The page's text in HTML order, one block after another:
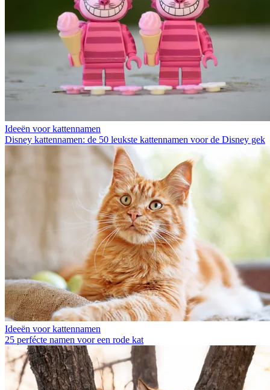
Ideeën voor kattennamen
Disney kattennamen: de 50 leukste kattennamen voor de Disney gek
Ideeën voor kattennamen
25 perfécte namen voor een rode kat